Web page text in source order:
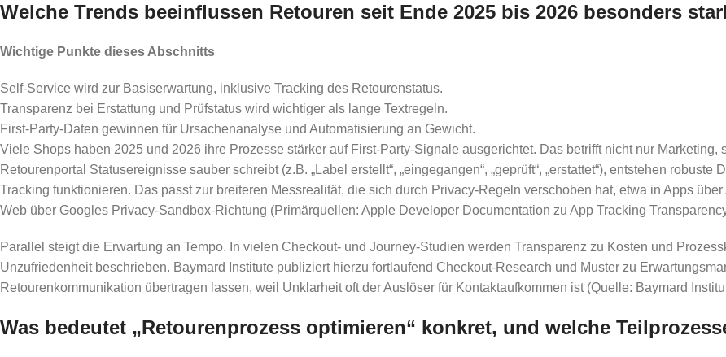
Welche Trends beeinflussen Retouren seit Ende 2025 bis 2026 besonders
Wichtige Punkte dieses Abschnitts
Self-Service wird zur Basiserwartung, inklusive Tracking des Retourenstatus.
Transparenz bei Erstattung und Prüfstatus wird wichtiger als lange Textregeln.
First-Party-Daten gewinnen für Ursachenanalyse und Automatisierung an Gewicht.
Viele Shops haben 2025 und 2026 ihre Prozesse stärker auf First-Party-Signale ausgerichtet. Das betrifft nicht nur
Retourenportal Statusereignisse sauber schreibt (z.B. „Label erstellt“, „eingegangen“, „geprüft“, „erstattet“), entstehen
Tracking funktionieren. Das passt zur breiteren Messrealität, die sich durch Privacy-Regeln verschoben hat, etwa in Apps
Web über Googles Privacy-Sandbox-Richtung (Primärquellen: Apple Developer Documentation zu App Tracking
Parallel steigt die Erwartung an Tempo. In vielen Checkout- und Journey-Studien werden Transparenz zu Kosten und
Unzufriedenheit beschrieben. Baymard Institute publiziert hierzu fortlaufend Checkout-Research und Muster zu
Retourenkommunikation übertragen lassen, weil Unklarheit oft der Auslöser für Kontaktaufkommen ist (Quelle: Baymard
Was bedeutet „Retourenprozess optimieren“ konkret, und welche